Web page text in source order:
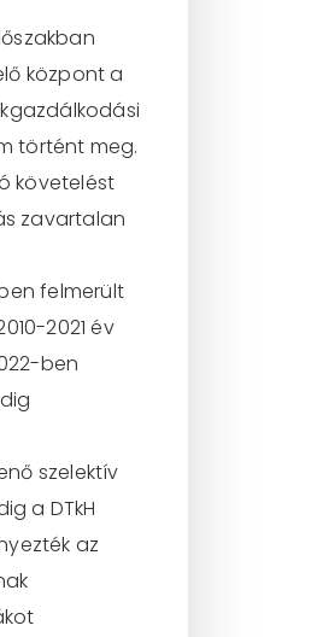
központ a
történt meg.
követelést
zavartalan
felmerült
2021 év
ben
szelektív
a DTkH
az